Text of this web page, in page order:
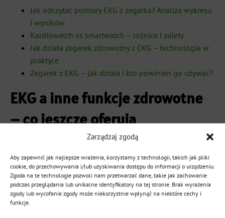
Zarządzaj zgodą
Aby zapewnić jak najlepsze wrażenia, korzystamy z technologii, takich jak pliki
cookie, do przechowywania i/lub uzyskiwania dostępu do informacji o urządzeniu.
Zgoda na te technologie pozwoli nam przetwarzać dane, takie jak zachowanie
podczas przeglądania lub unikalne identyfikatory na tej stronie. Brak wyrażenia
zgody lub wycofanie zgody może niekorzystnie wpłynąć na niektóre cechy i
funkcje.
Jak odczytać pomiary EKG z zegarka? Analiza wykresu
i wyników
Kardiowatch vs smartwatch – różnice i zalety
Jak działa zegarek zdrowotny z EKG – technologia w
praktyce
Zegarek z EKG – jak działa i kto powinien go używać?
EKG a inne funkcje zdrowotne
– co jeszcze oferują
kardiowatche?
Nowoczesny zegarek z EKG to nie tylko elektrokardiogram
– to kompleksowy hub zdrowotny, który monitoruje
równocześnie kilkanaście parametrów życiowych.
Kardiowatche z wyższej półki, takie jak modele z linii